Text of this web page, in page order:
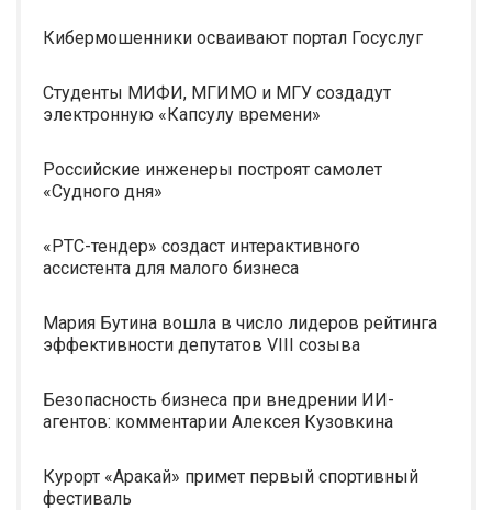
Кибермошенники осваивают портал Госуслуг
Студенты МИФИ, МГИМО и МГУ создадут
электронную «Капсулу времени»
Российские инженеры построят самолет
«Судного дня»
«РТС-тендер» создаст интерактивного
ассистента для малого бизнеса
Мария Бутина вошла в число лидеров рейтинга
эффективности депутатов VIII созыва
Безопасность бизнеса при внедрении ИИ-
агентов: комментарии Алексея Кузовкина
Курорт «Аракай» примет первый спортивный
фестиваль